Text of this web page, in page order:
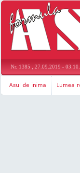
Nr. 1385 , 27.09.2019 -
Asul de inima Lumea